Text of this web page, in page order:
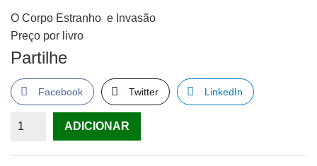
O Corpo Estranho e Invasão
Preço por livro
Partilhe
Facebook Twitter LinkedIn
QuantidadeADICIONAR